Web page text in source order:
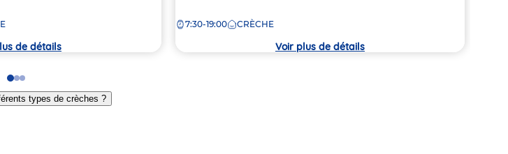
de détails
la7:30-19:00 CRÈCHE
Voir plus de détails
Go
to
slide
Go
to
slide
Go
to
slide
types de crèches ?